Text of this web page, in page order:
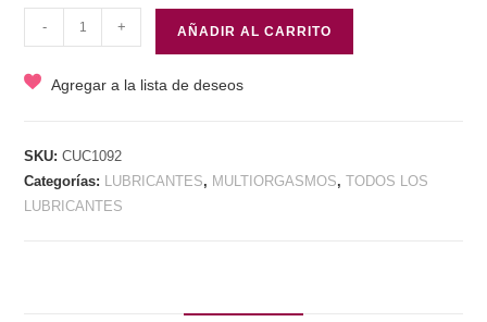
MULTIORGASMOS
EUFORIA
CON
30
ML
BY
- + AÑADIR AL CARRITO
Agregar a la lista de deseos
SKU:CUC1092
Categorías: LUBRICANTES, MULTIORGASMOS,TODOS LOS
LUBRICANTES